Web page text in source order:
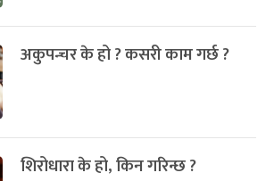
अकुपन्चर के हो ? कसरी काम गर्छ ?
शिरोधारा के हो, किन गरिन्छ ?